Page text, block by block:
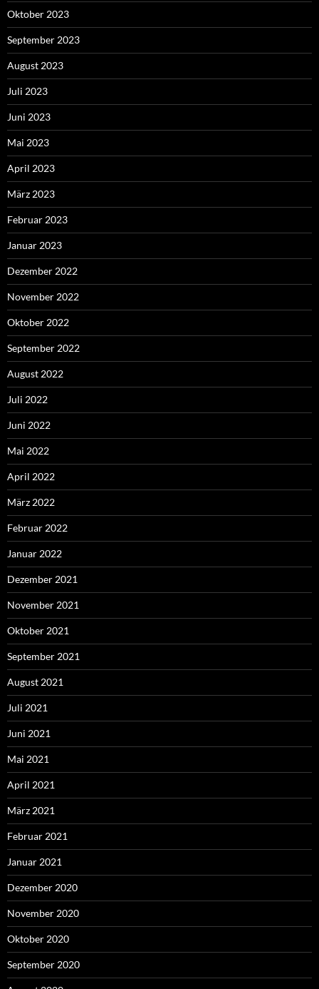
Oktober 2023
September 2023
August 2023
Juli 2023
Juni 2023
Mai 2023
April 2023
März 2023
Februar 2023
Januar 2023
Dezember 2022
November 2022
Oktober 2022
September 2022
August 2022
Juli 2022
Juni 2022
Mai 2022
April 2022
März 2022
Februar 2022
Januar 2022
Dezember 2021
November 2021
Oktober 2021
September 2021
August 2021
Juli 2021
Juni 2021
Mai 2021
April 2021
März 2021
Februar 2021
Januar 2021
Dezember 2020
November 2020
Oktober 2020
September 2020